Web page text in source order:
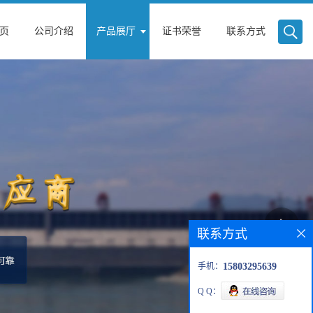
公司介绍 产品展厅 证书荣誉 联系方式
联系方式
手机： 15803295639
Q Q：